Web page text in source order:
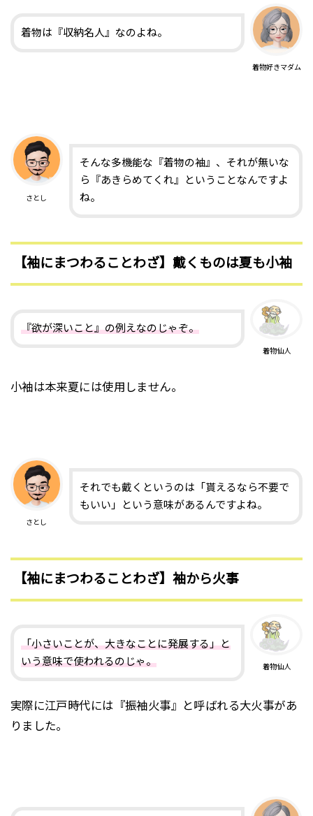
着物好きマダム
着物は『収納名人』なのよね。
さとし
そんな多機能な『着物の袖』、それが無いな
ら『あきらめてくれ』ということなんですよ
ね。
【袖にまつわることわざ】戴くものは夏も小袖
着物仙人
『欲が深いこと』の例えなのじゃぞ。
小袖は本来夏には使用しません。
さとし
それでも戴くというのは「貰えるなら不要で
もいい」という意味があるんですよね。
【袖にまつわることわざ】袖から火事
着物仙人
「小さいことが、大きなことに発展する」と
いう意味で使われるのじゃ。
実際に江戸時代には『振袖火事』と呼ばれる大火事があ
りました。